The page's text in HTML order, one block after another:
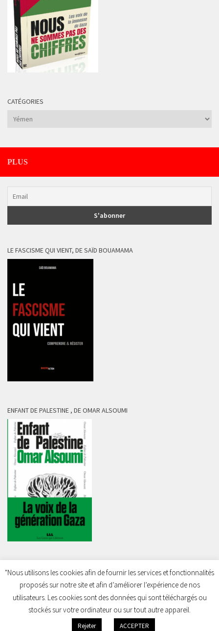
CATÉGORIES
Catégories
PLUS
LE FASCISME QUI VIENT, DE SAÏD BOUAMAMA
ENFANT DE PALESTINE , DE OMAR ALSOUMI
Charleroi Pour la Palestine © 2026. Tous droits réservés.
"Nous utilisons les cookies afin de fournir les services et fonctionnalités
proposés sur notre site et afin d’améliorer l’expérience de nos
utilisateurs. Les cookies sont des données qui sont téléchargés ou
stockés sur votre ordinateur ou sur tout autre appareil.
Rejeter ACCEPTER